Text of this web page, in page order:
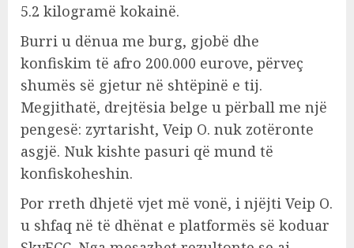
5.2 kilogramë kokainë.
Burri u dënua me burg, gjobë dhe
konfiskim të afro 200.000 eurove, përveç
shumës së gjetur në shtëpinë e tij.
Megjithatë, drejtësia belge u përball me një
pengesë: zyrtarisht, Veip O. nuk zotëronte
asgjë. Nuk kishte pasuri që mund të
konfiskoheshin.
Por rreth dhjetë vjet më vonë, i njëjti Veip O.
u shfaq në të dhënat e platformës së koduar